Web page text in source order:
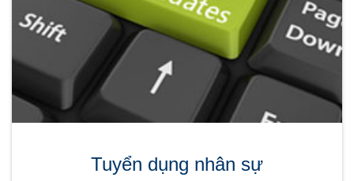
Tuyển dụng nhân sự